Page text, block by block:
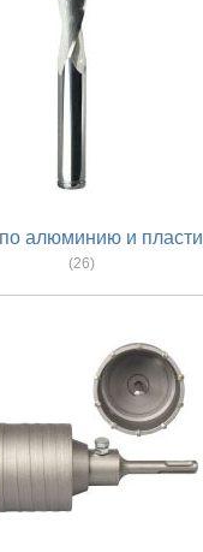
алюминию и
(26)